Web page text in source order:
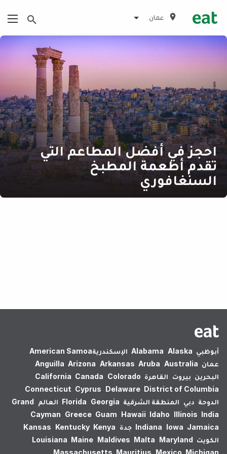
عمان
احجز في أفضل المطاعم التي
تقدم أطعمة المطبخ
السنغافوري
أبوظبي Alabama Alaska الإسكندرية‎American Samoa
عمان
Anguilla Arizona Arkansas Aruba Australia
البحرين بيروت القاهرة California Canada Colorado
Connecticut Cyprus Delaware District of Columbia
الدوحة دبي المنطقة الشرقية Florida Georgia العالم
Grand
Cayman Greece Guam Hawaii Idaho Illinois India
Indiana Iowa Jamaica جدة Kansas Kentucky Kenya
الكويت
Louisiana Maine Maldives Malta Maryland